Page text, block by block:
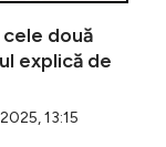
două
explică de
13:15